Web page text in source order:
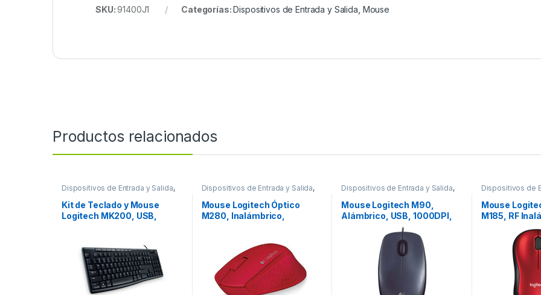
SKU:91400J1 Categorías:Dispositivos de Entrada y Salida Mouse
Productos relacionados
Dispositivos de Entrada y Salida,
Teclados y Keypads
Kit de Teclado y Mouse
Logitech MK200, USB,
Dispositivos de Entrada y Salida,
Mouse
Mouse Logitech Óptico
M280, Inalámbrico,
Dispositivos de Entrada y Salida,
Mouse
Mouse Logitech M90,
Alámbrico, USB, 1000DPI,
Negro – para Mac/PC
Dispositivos de
Mouse
Mouse
M185, RF
1000DPI,